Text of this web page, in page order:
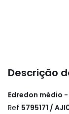
Descrição
Edredon médio
Ref 5795171 /